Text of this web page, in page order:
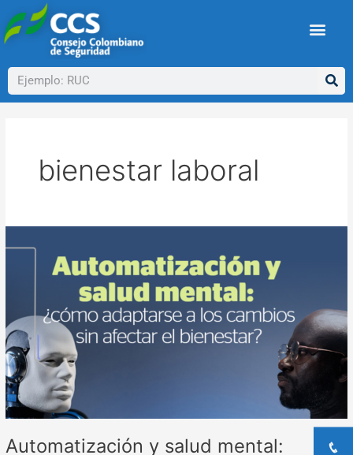
al
contenido
Buscar
bienestar laboral
Automatización y salud mental:
y
adaptarse
a
los
cambios
sin
afectar
bienestar?